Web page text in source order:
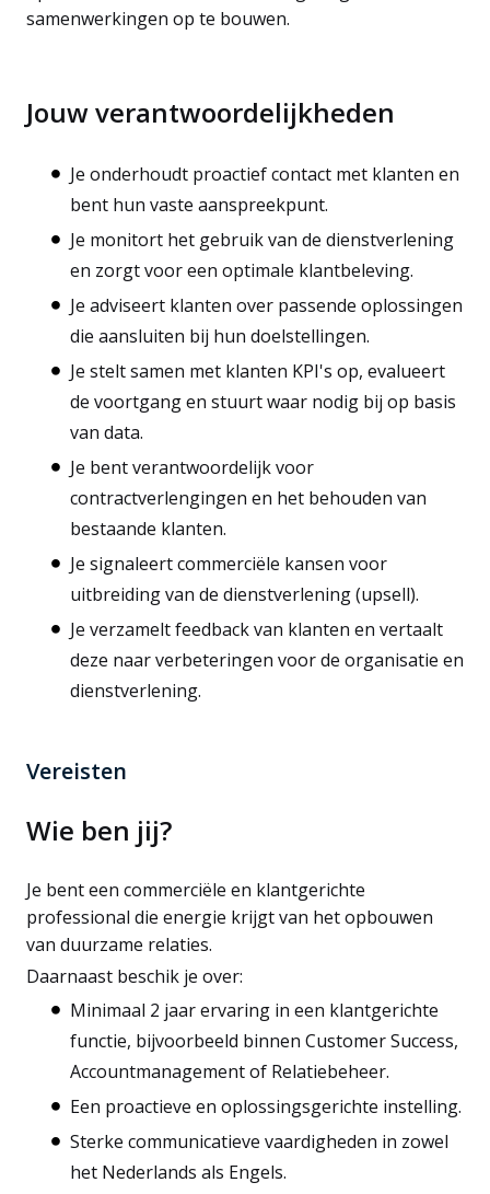
samenwerkingen op te bouwen.
Jouw verantwoordelijkheden
Je onderhoudt proactief contact met klanten en
bent hun vaste aanspreekpunt.
Je monitort het gebruik van de dienstverlening
en zorgt voor een optimale klantbeleving.
Je adviseert klanten over passende oplossingen
die aansluiten bij hun doelstellingen.
Je stelt samen met klanten KPI's op, evalueert
de voortgang en stuurt waar nodig bij op basis
van data.
Je bent verantwoordelijk voor
contractverlengingen en het behouden van
bestaande klanten.
Je signaleert commerciële kansen voor
uitbreiding van de dienstverlening (upsell).
Je verzamelt feedback van klanten en vertaalt
deze naar verbeteringen voor de organisatie en
dienstverlening.
Vereisten
Wie ben jij?
Je bent een commerciële en klantgerichte
professional die energie krijgt van het opbouwen
van duurzame relaties.
Daarnaast beschik je over:
Minimaal 2 jaar ervaring in een klantgerichte
functie, bijvoorbeeld binnen Customer Success,
Accountmanagement of Relatiebeheer.
Een proactieve en oplossingsgerichte instelling.
Sterke communicatieve vaardigheden in zowel
het Nederlands als Engels.